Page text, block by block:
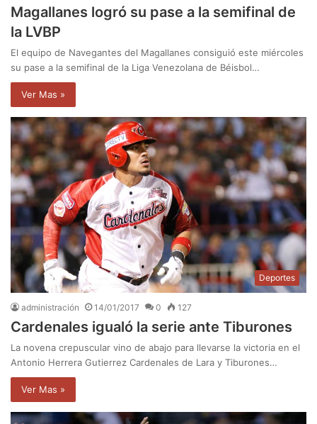
Magallanes logró su pase a la semifinal de
la LVBP
El equipo de Navegantes del Magallanes consiguió este miércoles
su pase a la semifinal de la Liga Venezolana de Béisbol…
Ver Mas »
Deportes
administración 14/01/2017 0 127
Cardenales igualó la serie ante Tiburones
La novena crepuscular vino de abajo para llevarse la victoria en el
Antonio Herrera Gutierrez Cardenales de Lara y Tiburones…
Ver Mas »